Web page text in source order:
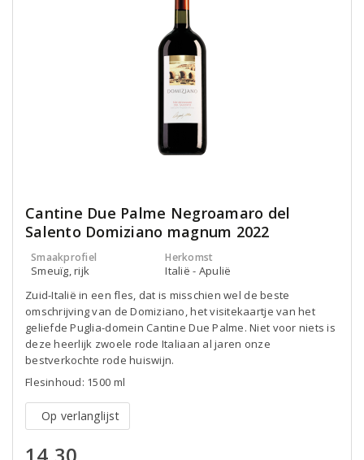
Cantine Due Palme Negroamaro del
Salento Domiziano magnum 2022
Smaakprofiel
Smeuïg, rijk
Herkomst
Italië - Apulië
Zuid-Italië in een fles, dat is misschien wel de beste
omschrijving van de Domiziano, het visitekaartje van het
geliefde Puglia-domein Cantine Due Palme. Niet voor niets is
deze heerlijk zwoele rode Italiaan al jaren onze
bestverkochte rode huiswijn.
Flesinhoud: 1500 ml
Op verlanglijst